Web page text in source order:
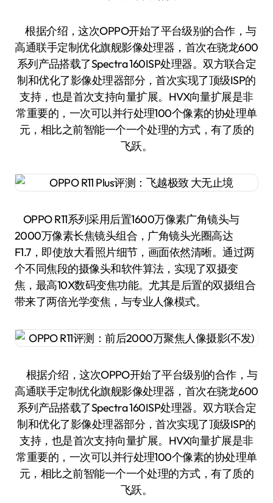
根据介绍，这次OPPO开始了平台级别的合作，与
高通联手定制优化旗舰影像处理器，首次在骁龙600
系列产品搭载了Spectra 160ISP处理器。双方联合定
制和优化了影像处理器部分，首次实现了顶级ISP的
支持，也是首次支持向量扩展。HVX向量扩展是非
常重要的，一次可以并行处理100个像素的协处理单
元，相比之前智能一个一个处理的方式，有了质的
飞跃。
OPPO R11系列采用后置1600万像素广角镜头与
2000万像素长焦镜头组合，广角镜头光圈高达
F1.7，即使放大看照片细节，画面依然清晰。通过两
个不同焦段的摄像头和软件算法，实现了双摄变
焦，最高10X数码变焦功能。尤其是后置的双摄组合
带来了两倍光学变焦，与专业人像模式。
根据介绍，这次OPPO开始了平台级别的合作，与
高通联手定制优化旗舰影像处理器，首次在骁龙600
系列产品搭载了Spectra 160ISP处理器。双方联合定
制和优化了影像处理器部分，首次实现了顶级ISP的
支持，也是首次支持向量扩展。HVX向量扩展是非
常重要的，一次可以并行处理100个像素的协处理单
元，相比之前智能一个一个处理的方式，有了质的
飞跃。